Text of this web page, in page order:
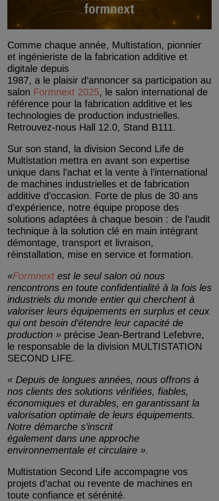
Comme chaque année, Multistation, pionnier
et ingénieriste de la fabrication additive et
digitale depuis
1987, a le plaisir d’annoncer sa participation au
salon Formnext 2025, le salon international de
référence pour la fabrication additive et les
technologies de production industrielles.
Retrouvez-nous Hall 12.0, Stand B111.
Sur son stand, la division Second Life de
Multistation mettra en avant son expertise
unique dans l’achat et la vente à l’international
de machines industrielles et de fabrication
additive d’occasion. Forte de plus de 30 ans
d’expérience, notre équipe propose des
solutions adaptées à chaque besoin : de l’audit
technique à la solution clé en main intégrant
démontage, transport et livraison,
réinstallation, mise en service et formation.
«Formnext est le seul salon où nous
rencontrons en toute confidentialité à la fois les
industriels du monde entier qui cherchent à
valoriser leurs équipements en surplus et ceux
qui ont besoin d’étendre leur capacité de
production » précise Jean-Bertrand Lefebvre,
le responsable de la division MULTISTATION
SECOND LIFE.
« Depuis de longues années, nous offrons à
nos clients des solutions vérifiées, fiables,
économiques et durables, en garantissant la
valorisation optimale de leurs équipements.
Notre démarche s’inscrit
également dans une approche
environnementale et circulaire ».
Multistation Second Life accompagne vos
projets d’achat ou revente de machines en
toute confiance et sérénité.